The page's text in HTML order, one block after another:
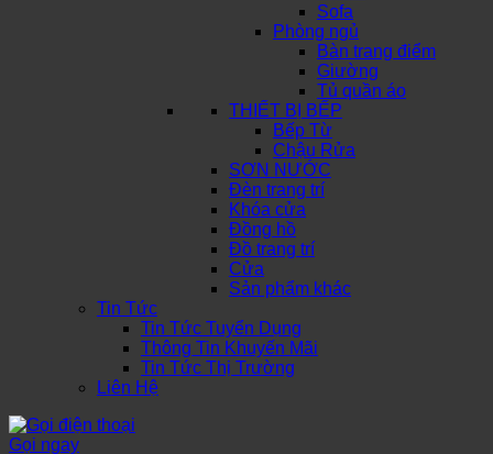
Sofa
Phòng ngủ
Bàn trang điểm
Giường
Tủ quần áo
THIẾT BỊ BẾP
Bếp Từ
Chậu Rửa
SƠN NƯỚC
Đèn trang trí
Khóa cửa
Đồng hồ
Đồ trang trí
Cửa
Sản phẩm khác
Tin Tức
Tin Tức Tuyển Dụng
Thông Tin Khuyến Mãi
Tin Tức Thị Trường
Liên Hệ
Gọi ngay